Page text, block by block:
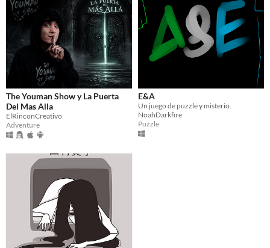
The Youman Show y La Puerta
Del Mas Alla
ElRinconCreativo
Adventure
E&A
Un juego de puzzle y misterio.
NoahDarkfire
Puzzle